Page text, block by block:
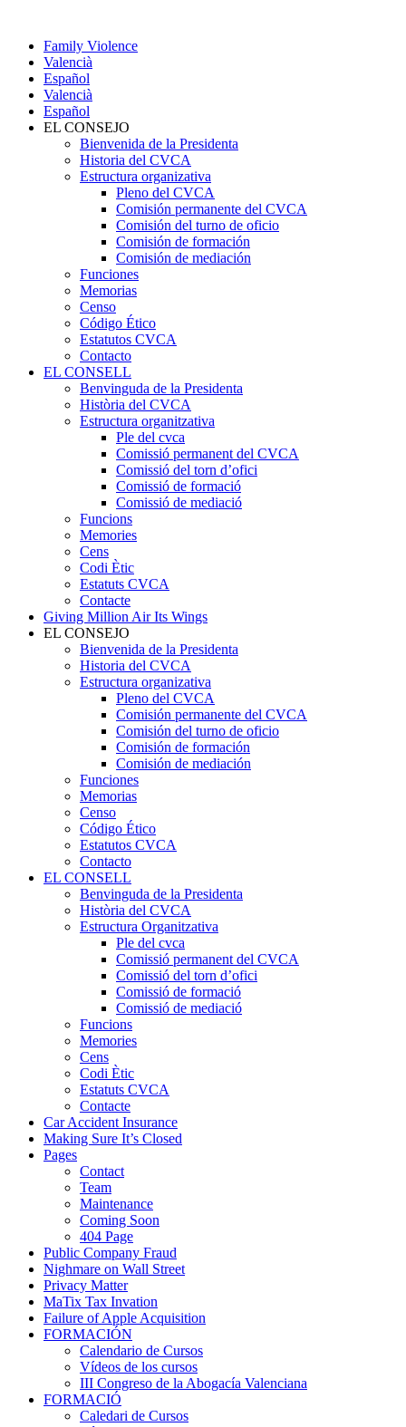
Family Violence
Valencià
Español
Valencià
Español
EL CONSEJO
Bienvenida de la Presidenta
Historia del CVCA
Estructura organizativa
Pleno del CVCA
Comisión permanente del CVCA
Comisión del turno de oficio
Comisión de formación
Comisión de mediación
Funciones
Memorias
Censo
Código Ético
Estatutos CVCA
Contacto
EL CONSELL
Benvinguda de la Presidenta
Història del CVCA
Estructura organitzativa
Ple del cvca
Comissió permanent del CVCA
Comissió del torn d’ofici
Comissió de formació
Comissió de mediació
Funcions
Memories
Cens
Codi Ètic
Estatuts CVCA
Contacte
Giving Million Air Its Wings
EL CONSEJO
Bienvenida de la Presidenta
Historia del CVCA
Estructura organizativa
Pleno del CVCA
Comisión permanente del CVCA
Comisión del turno de oficio
Comisión de formación
Comisión de mediación
Funciones
Memorias
Censo
Código Ético
Estatutos CVCA
Contacto
EL CONSELL
Benvinguda de la Presidenta
Història del CVCA
Estructura Organitzativa
Ple del cvca
Comissió permanent del CVCA
Comissió del torn d’ofici
Comissió de formació
Comissió de mediació
Funcions
Memories
Cens
Codi Ètic
Estatuts CVCA
Contacte
Car Accident Insurance
Making Sure It’s Closed
Pages
Contact
Team
Maintenance
Coming Soon
404 Page
Public Company Fraud
Nighmare on Wall Street
Privacy Matter
MaTix Tax Invation
Failure of Apple Acquisition
FORMACIÓN
Calendario de Cursos
Vídeos de los cursos
III Congreso de la Abogacía Valenciana
FORMACIÓ
Caledari de Cursos